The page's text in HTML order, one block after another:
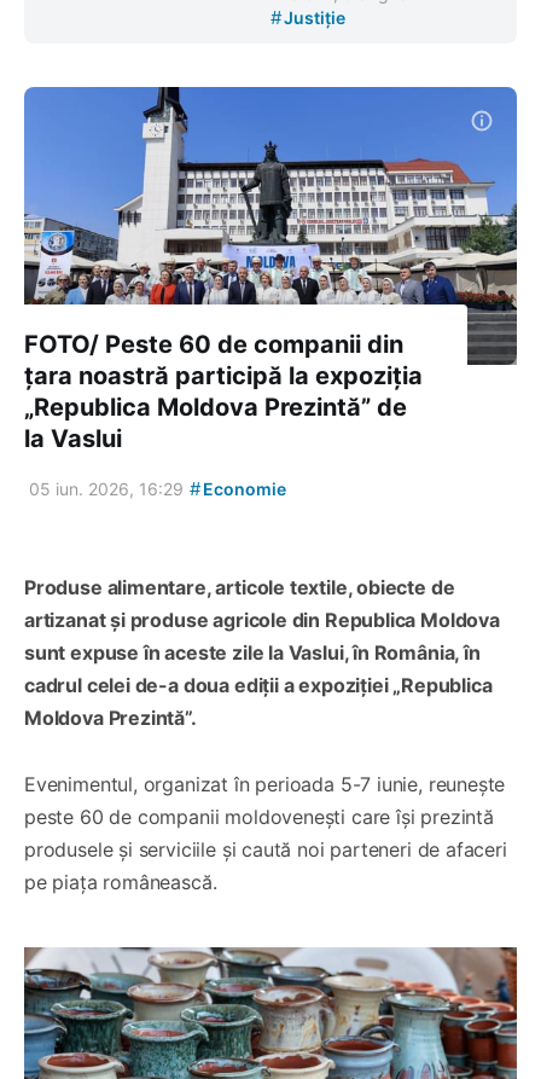
#Justiție
FOTO/ Peste 60 de companii din
țara noastră participă la expoziția
„Republica Moldova Prezintă” de
la Vaslui
05 iun. 2026, 16:29 #Economie
Produse alimentare, articole textile, obiecte de
artizanat și produse agricole din Republica Moldova
sunt expuse în aceste zile la Vaslui, în România, în
cadrul celei de-a doua ediții a expoziției „Republica
Moldova Prezintă”.
Evenimentul, organizat în perioada 5-7 iunie, reunește
peste 60 de companii moldovenești care își prezintă
produsele și serviciile și caută noi parteneri de afaceri
pe piața românească.